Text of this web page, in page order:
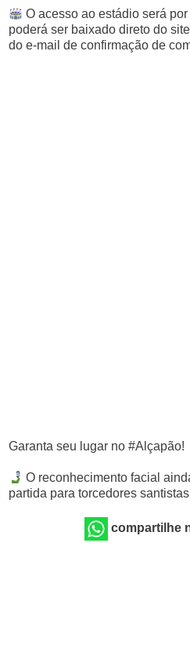
O acesso ao estádio será
poderá ser baixado direto do
do e-mail de confirmação de
Garanta seu lugar no #Alçapão!
O reconhecimento facial
partida para torcedores
compartilhe